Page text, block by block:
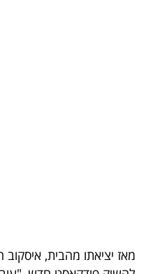
TOP-
מאז יציאתו מהבית,